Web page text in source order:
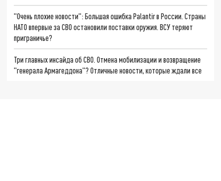
"Очень плохие новости": Большая ошибка Palantir в России. Страны
НАТО впервые за СВО остановили поставки оружия. ВСУ теряют
приграничье?
Три главных инсайда об СВО. Отмена мобилизации и возвращение
"генерала Армагеддона"? Отличные новости, которые ждали все